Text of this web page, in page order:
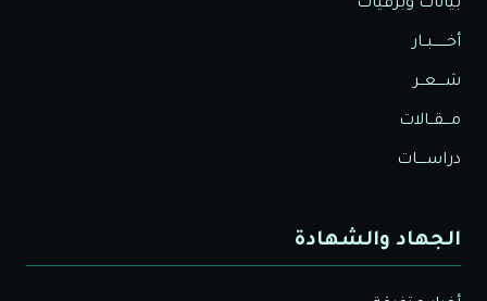
بيانات وبرقيات
أخــــــبــار
شــــعــر
مـــقــالات
دراســــات
الجهاد والشهادة